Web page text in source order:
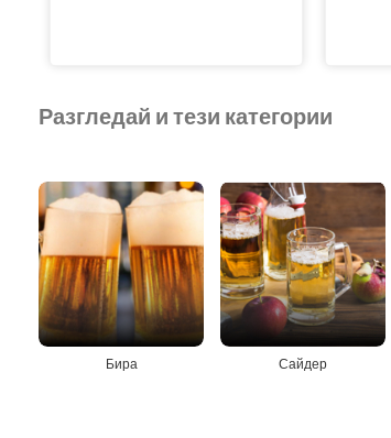
Разгледай и тези категории
Бира Сайдер